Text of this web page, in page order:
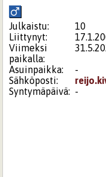
Julkaistu:
10
Liittynyt:
Viimeksi
paikalla:
Asuinpaikka:
-
Sähköposti:
Syntymäpäivä: -